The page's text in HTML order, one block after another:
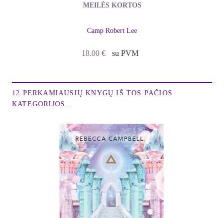
MEILĖS KORTOS
Camp Robert Lee
18.00 € su PVM
12 PERKAMIAUSIŲ KNYGŲ IŠ TOS PAČIOS
KATEGORIJOS...